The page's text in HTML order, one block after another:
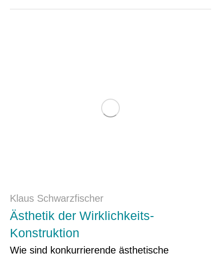
Klaus Schwarzfischer
Ästhetik der Wirklichkeits-
Konstruktion
Wie sind konkurrierende ästhetische